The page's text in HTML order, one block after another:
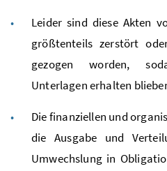
Leider sind diese Akten
größtenteils zerstört
gezogen worden,
Unterlagen erhalten
Die finanziellen und
die Ausgabe und
Umwechslung in